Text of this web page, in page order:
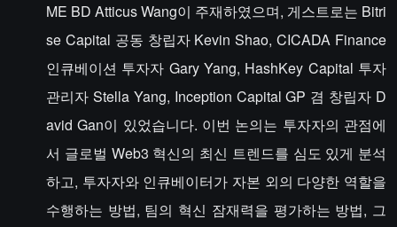
ME BD Atticus Wang이 주재하였으며, 게스트로는 Bitri
se Capital 공동 창립자 Kevin Shao, CICADA Finance
인큐베이션 투자자 Gary Yang, HashKey Capital 투자
관리자 Stella Yang, Inception Capital GP 겸 창립자 D
avid Gan이 있었습니다. 이번 논의는 투자자의 관점에
서 글로벌 Web3 혁신의 최신 트렌드를 심도 있게 분석
하고, 투자자와 인큐베이터가 자본 외의 다양한 역할을
수행하는 방법, 팀의 혁신 잠재력을 평가하는 방법, 그